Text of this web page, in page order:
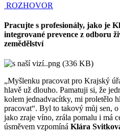
ROZHOVOR
Pracujte s profesionály, jako je
integrované prevence z odboru
zemědělství
„Myšlenku pracovat pro Krajský
hlavě už dlouho. Pamatuji si, že
kolem jednadvacítky, mi proletělo
pracovat“. Byl to takový můj sen,
jako zraje víno, zrála pomalu i má
úsměvem vzpomíná Klára